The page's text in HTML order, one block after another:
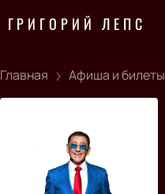
ГРИГОРИЙ ЛЕПС
Главная Афиша и билеты